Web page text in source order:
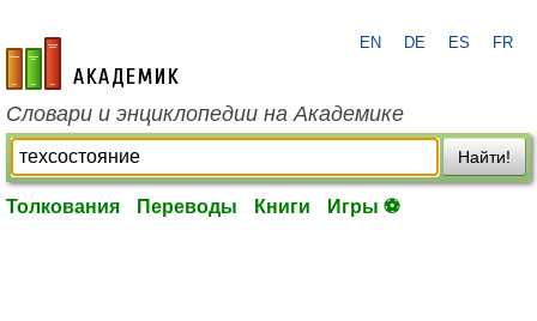
academic.ru
EN DE ES FR
Словари и энциклопедии на Академике
Найти!
Толкования Переводы Книги Игры ⚽